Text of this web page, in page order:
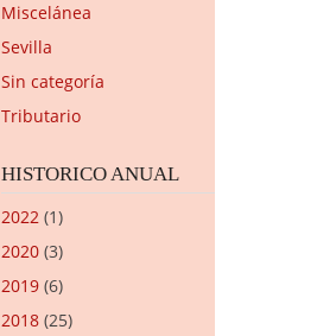
Miscelánea
Sevilla
Sin categoría
Tributario
HISTORICO ANUAL
2022 (1)
2020 (3)
2019 (6)
2018 (25)